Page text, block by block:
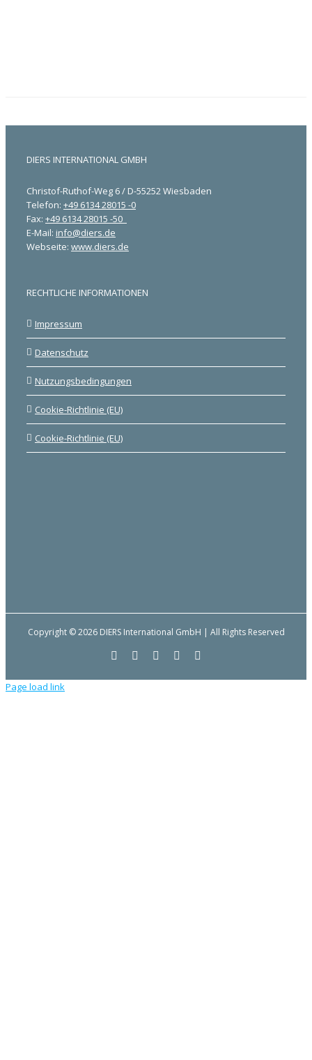
DIERS INTERNATIONAL GMBH
Christof-Ruthof-Weg 6 / D-55252 Wiesbaden
Telefon: +49 6134 28015 -0
Fax: +49 6134 28015 -50
E-Mail: info@diers.de
Webseite: www.diers.de
RECHTLICHE INFORMATIONEN
Impressum
Datenschutz
Nutzungsbedingungen
Cookie-Richtlinie (EU)
Cookie-Richtlinie (EU)
Copyright © 2026 DIERS International GmbH | All Rights Reserved
FacebookYouTubeLinkedIn
Page load link